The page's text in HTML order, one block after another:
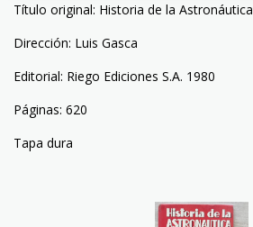
Título original: Historia de la Astronáutica
Dirección: Luis Gasca
Editorial: Riego Ediciones S.A. 1980
Páginas: 620
Tapa dura